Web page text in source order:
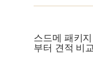
스드메 패키
부터 견적 비